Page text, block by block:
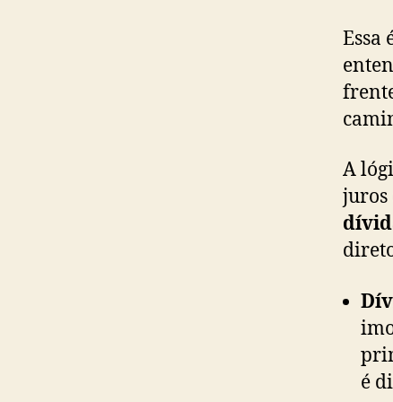
Essa
A
juros
é